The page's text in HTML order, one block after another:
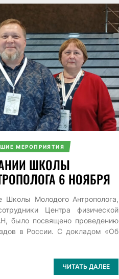
МЕРОПРИЯТИЯ
ШКОЛЫ
6 НОЯБРЯ
Школы Молодого Антрополога,
Центра физической
было посвящено проведению
в России. С докладом «Об
ЧИТАТЬ ДАЛЕЕ